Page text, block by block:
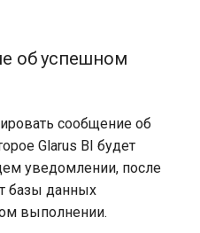
об успешном
сообщение об
Glarus BI будет
уведомлении, после
базы данных
выполнении.